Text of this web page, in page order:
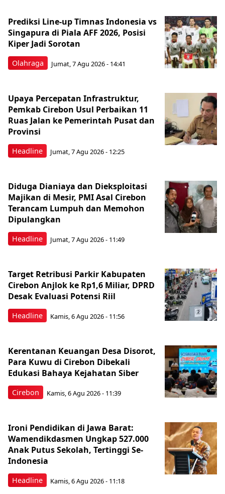
Olahraga
Prediksi Line-up Timnas Indonesia vs
Singapura di Piala AFF 2026, Posisi
Kiper Jadi Sorotan
Jumat, 7 Agu 2026 - 14:41
Headline
Upaya Percepatan Infrastruktur,
Pemkab Cirebon Usul Perbaikan 11
Ruas Jalan ke Pemerintah Pusat dan
Provinsi
Jumat, 7 Agu 2026 - 12:25
Headline
Diduga Dianiaya dan Dieksploitasi
Majikan di Mesir, PMI Asal Cirebon
Terancam Lumpuh dan Memohon
Dipulangkan
Jumat, 7 Agu 2026 - 11:49
Headline
Target Retribusi Parkir Kabupaten
Cirebon Anjlok ke Rp1,6 Miliar, DPRD
Desak Evaluasi Potensi Riil
Kamis, 6 Agu 2026 - 11:56
Cirebon
Kerentanan Keuangan Desa Disorot,
Para Kuwu di Cirebon Dibekali
Edukasi Bahaya Kejahatan Siber
Kamis, 6 Agu 2026 - 11:39
Headline
Ironi Pendidikan di Jawa Barat:
Wamendikdasmen Ungkap 527.000
Anak Putus Sekolah, Tertinggi Se-
Indonesia
Kamis, 6 Agu 2026 - 11:18